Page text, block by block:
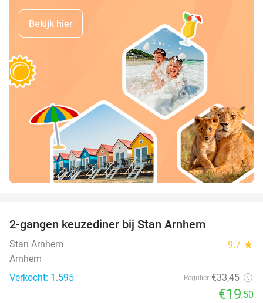
Bekijk hier
2-gangen keuzediner bij Stan Arnhem
Stan Arnhem 9.7 star
Arnhem
Verkocht: 1.595
Regulier €33,45
€19,50